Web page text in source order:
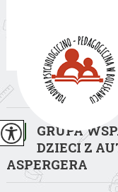
Jesteś tutaj:Home
GRUPA
DZIECI Z
ASPERGERA